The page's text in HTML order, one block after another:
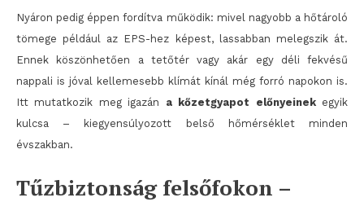
Nyáron pedig éppen fordítva működik: mivel nagyobb a hőtároló
tömege például az EPS-hez képest, lassabban melegszik át.
Ennek köszönhetően a tetőtér vagy akár egy déli fekvésű
nappali is jóval kellemesebb klímát kínál még forró napokon is.
Itt mutatkozik meg igazán a kőzetgyapot előnyeinekegyik
kulcsa – kiegyensúlyozott belső hőmérséklet minden
évszakban.
Tűzbiztonság felsőfokon –